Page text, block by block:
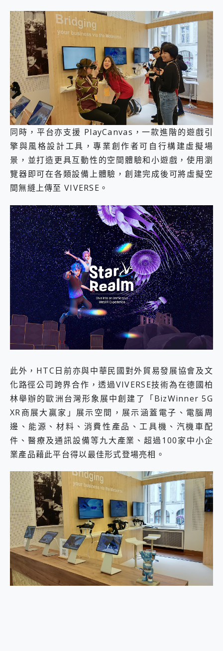
同時，平台亦支援 PlayCanvas，一款進階的遊戲引
擎與風格設計工具，專業創作者可自行構建虛擬場
景，並打造更具互動性的空間體驗和小遊戲，使用瀏
覽器即可在各類設備上體驗，創建完成後可將虛擬空
間無縫上傳至 VIVERSE。
此外，HTC日前亦與中華民國對外貿易發展協會及文
化路徑公司跨界合作，透過VIVERSE技術為在德國柏
林舉辦的歐洲台灣形象展中創建了「BizWinner 5G
XR商展大贏家」展示空間，展示涵蓋電子、電腦周
邊、能源、材料、消費性產品、工具機、汽機車配
件、醫療及通訊設備等九大產業、超過100家中小企
業產品藉此平台得以最佳形式登場亮相。